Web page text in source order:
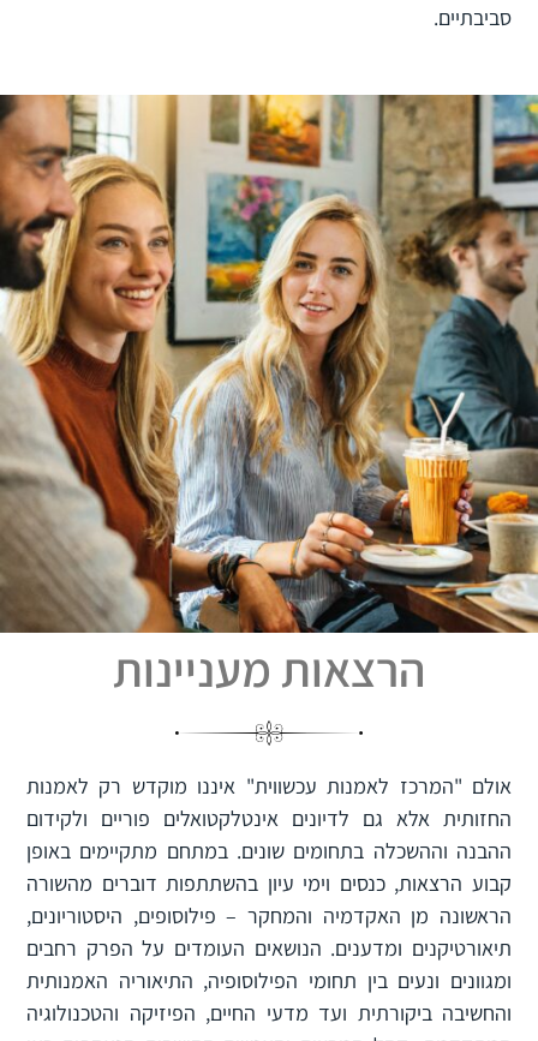
סביבתיים.
הרצאות מעניינות
אולם "המרכז לאמנות עכשווית" איננו מוקדש רק לאמנות
החזותית אלא גם לדיונים אינטלקטואלים פוריים ולקידום
ההבנה וההשכלה בתחומים שונים. במתחם מתקיימים באופן
קבוע הרצאות, כנסים וימי עיון בהשתתפות דוברים מהשורה
הראשונה מן האקדמיה והמחקר – פילוסופים, היסטוריונים,
תיאורטיקנים ומדענים. הנושאים העומדים על הפרק רחבים
ומגוונים ונעים בין תחומי הפילוסופיה, התיאוריה האמנותית
והחשיבה ביקורתית ועד מדעי החיים, הפיזיקה והטכנולוגיה